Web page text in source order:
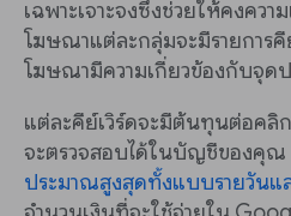
เฉพาะเจาะจงซึ่งช่วยให้คงควา
โฆษณาแต่ละกลุ่มจะมีรายการคี
โฆษณามีความเกี่ยวข้องกับจุด
แต่ละคีย์เวิร์ดจะมีต้นทุนต่อคลิ
จะตรวจสอบได้ในบัญชีของคุณ
ประมาณสูงสุดทั้งแบบรายวันแ